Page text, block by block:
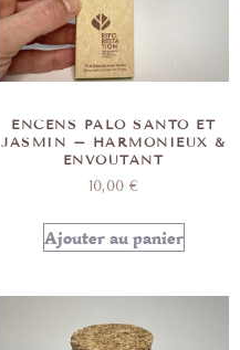
ENCENS PALO SANTO ET
JASMIN – HARMONIEUX &
ENVOUTANT
10,00 €
Ajouter au panier